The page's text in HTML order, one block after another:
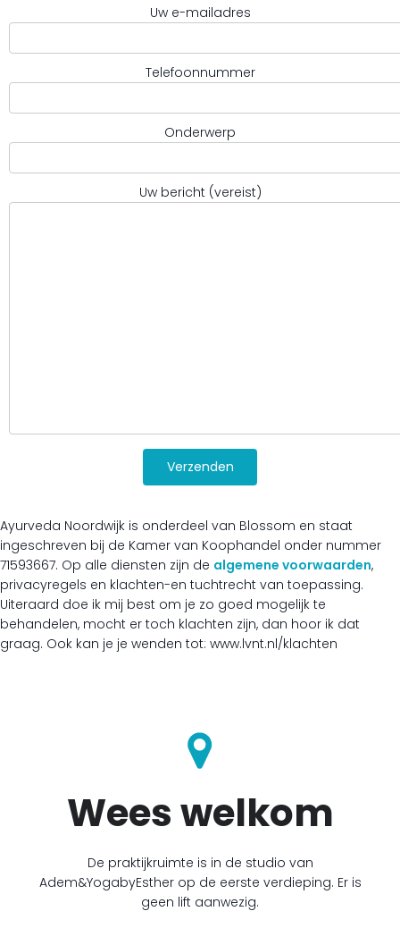
Uw e-mailadres
Telefoonnummer
Onderwerp
Uw bericht (vereist)
Ayurveda Noordwijk is onderdeel van Blossom en staat
ingeschreven bij de Kamer van Koophandel onder nummer
71593667. Op alle diensten zijn de algemene voorwaarden,
privacyregels en klachten-en tuchtrecht van toepassing.
Uiteraard doe ik mij best om je zo goed mogelijk te
behandelen, mocht er toch klachten zijn, dan hoor ik dat
graag. Ook kan je je wenden tot: www.lvnt.nl/klachten
Wees welkom
De praktijkruimte is in de studio van
Adem&YogabyEsther op de eerste verdieping. Er is
geen lift aanwezig.